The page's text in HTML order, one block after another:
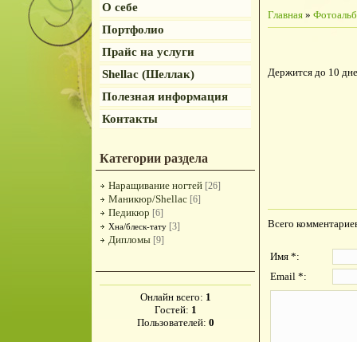
О себе
Портфолио
Прайс на услуги
Shellac (Шеллак)
Полезная информация
Контакты
Категории раздела
Наращивание ногтей [26]
Маникюр/Shellac [6]
Педикюр [6]
Хна/блеск-тату [3]
Дипломы [9]
Онлайн всего: 1
Гостей: 1
Пользователей: 0
Главная »
Держится до 10
Всего
Имя *:
Email *: